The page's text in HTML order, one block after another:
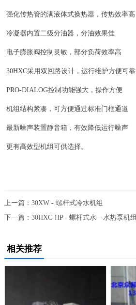
强化传热管的满液体式换热器，传热效率高
冷凝器内置二级分油器，分油效果佳
电子膨胀阀控制灵敏，部分负荷效率高
30HXC采用双回路设计，运行维护方便可靠
PRO-DIALOG控制功能强大，操作方便
机组结构紧凑，可方便通过标准门框通道
最新噪声装置静音箱，有效降低运行噪声
更有高效型机组可供选择。
上一篇： 30XW - 螺杆式冷水机组
下一篇： 30HXC-HP - 螺杆式水—水热泵机组
相关推荐